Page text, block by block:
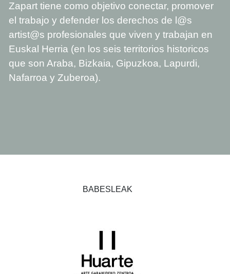
Zapart tiene como objetivo conectar, promover
el trabajo y defender los derechos de l@s
artist@s profesionales que viven y trabajan en
Euskal Herria (en los seis territorios historicos
que son Araba, Bizkaia, Gipuzkoa, Lapurdi,
Nafarroa y Zuberoa).
BABESLEAK